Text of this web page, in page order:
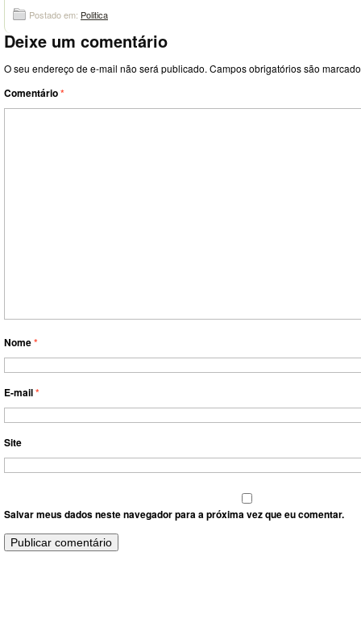
Postado em: Politica
Deixe um comentário
O seu endereço de e-mail não será publicado. Campos obrigatórios são
Comentário*
Nome*
E-mail*
Site
Salvar meus dados neste navegador para a próxima vez que eu comentar.